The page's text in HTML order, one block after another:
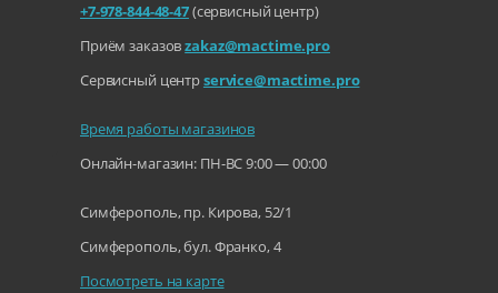
+7-978-844-48-47(сервисный центр)
Приём заказовzakaz@mactime.pro
Сервисный центрservice@mactime.pro
Время работы магазинов
Онлайн-магазин: ПН-ВС 9:00 — 00:00
Симферополь, пр. Кирова, 52/1
Симферополь, бул. Франко, 4
Посмотреть на карте